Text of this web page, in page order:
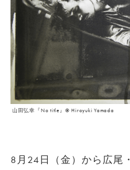
山田弘幸『No title』© Hiroyuki Yamada
8月24日（金）から広尾・